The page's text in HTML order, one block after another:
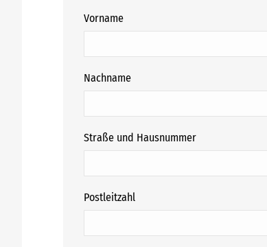
Vorname
Nachname
Straße und Hausnummer
Postleitzahl